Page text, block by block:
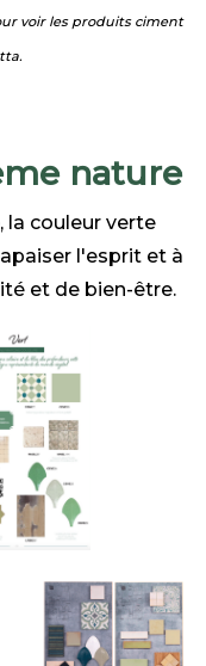
voir les produits ciment
nature
la couleur verte
l'esprit et à
et de bien-être.